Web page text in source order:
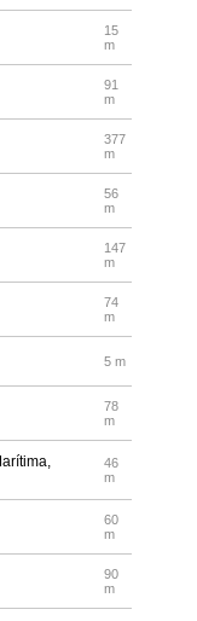
15
m
91
m
377
m
56
m
147
m
74
m
5 m
78
m
46
m
60
m
90
m